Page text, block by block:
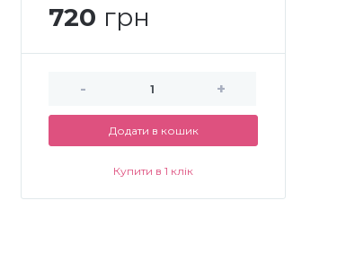
720 грн
- +
Додати в кошик
Купити в 1 клік